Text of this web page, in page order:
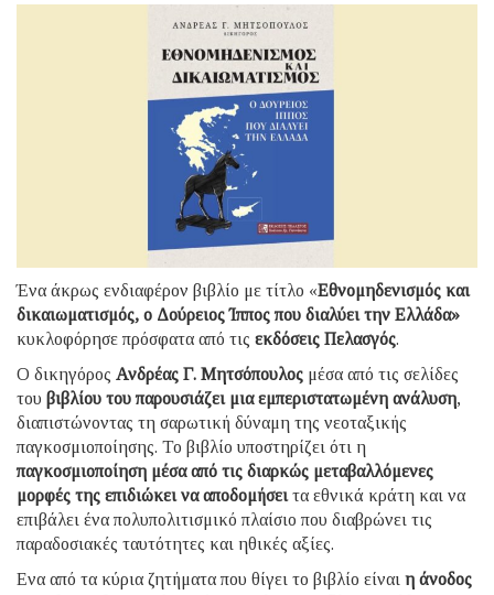
Ένα άκρως ενδιαφέρον βιβλίο με τίτλο «Εθνομηδενισμός και
δικαιωματισμός, ο Δούρειος Ίππος που διαλύει την Ελλάδα»
κυκλοφόρησε πρόσφατα από τις εκδόσεις Πελασγός.
Ο δικηγόρος Ανδρέας Γ. Μητσόπουλος μέσα από τις σελίδες
του βιβλίου του παρουσιάζει μια εμπεριστατωμένη ανάλυση,
διαπιστώνοντας τη σαρωτική δύναμη της νεοταξικής
παγκοσμιοποίησης. Το βιβλίο υποστηρίζει ότι η
παγκοσμιοποίηση μέσα από τις διαρκώς μεταβαλλόμενες
μορφές της επιδιώκει να αποδομήσειτα εθνικά κράτη και να
επιβάλει ένα πολυπολιτισμικό πλαίσιο που διαβρώνει τις
παραδοσιακές ταυτότητες και ηθικές αξίες.
Ενα από τα κύρια ζητήματα που θίγει το βιβλίο είναι η άνοδος